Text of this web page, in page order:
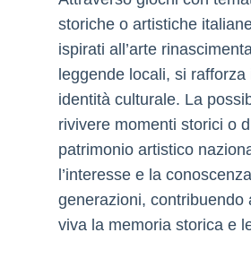
storiche o artistiche
ispirati all’arte
leggende locali, si rafforza
identità culturale. La
rivivere momenti storici o
patrimonio artistico
l’interesse e la
generazioni, contribuendo
viva la memoria storica e